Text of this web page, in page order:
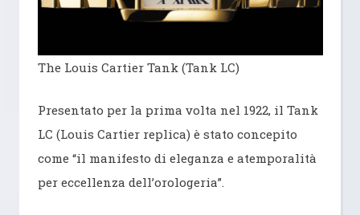
The Louis Cartier Tank (Tank LC)
Presentato per la prima volta nel 1922, il Tank
LC (Louis Cartier replica) è stato concepito
come “il manifesto di eleganza e atemporalità
per eccellenza dell’orologeria”.